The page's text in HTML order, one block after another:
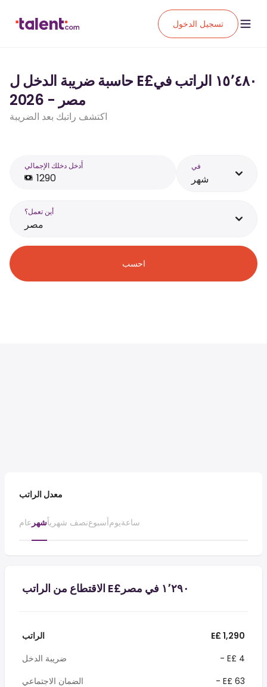
تسجيل الدخول
حاسبة ضريبة الدخل ل E£‏١٥٬٤٨٠ الراتب في
مصر - 2026
اكتشف راتبك بعد الضريبة
أَدخل دخلك الإجمالي في
شهر
أين تعمل؟
مصر
احسب
معدل الراتب
عام شهرنصف شهرياًأسبوعيومساعة
الراتب
E£ 1,290
ضريبة الدخل
- E£ 4
الضمان الاجتماعي
- E£ 63